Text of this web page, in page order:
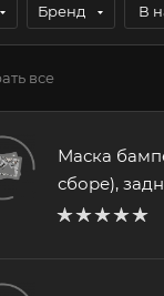
Бренд В
все
Маска
сборе),